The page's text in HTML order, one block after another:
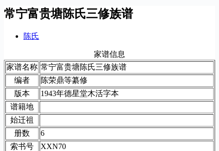
常宁富贵塘陈氏三修族谱
陈氏
家谱信息
家谱名称 常宁富贵塘陈氏三修族谱
编者
陈荣鼎等纂修
版本
1943年德星堂木活字本
谱籍地
始迁祖
册数
6
索书号
XXN70